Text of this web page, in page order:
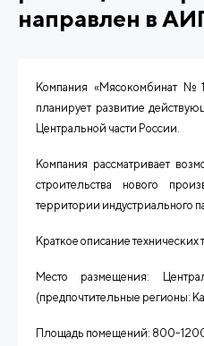
направлен в
Компания «Мясокомбинат
планирует развитие
Центральной части России.
Компания рассматривает
строительства нового
территории индустриального
Краткое описание
Место размещения:
(предпочтительные регионы:
Площадь помещений: 800-